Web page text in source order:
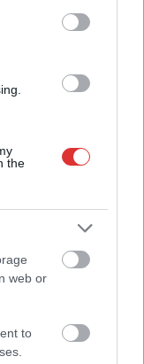
the
web or
to
hogy mi
idecsábított német
mert valamiért
jelentős
a kalapjukat. Vajon
tárcáját
A ma kezdődő katari
vb-ről tudósított